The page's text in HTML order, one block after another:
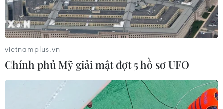
vietnamplus.vn
Chính phủ Mỹ giải mật đợt 5 hồ sơ UFO